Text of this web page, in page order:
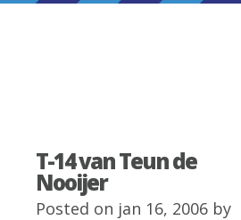
T-14 van Teun de
Nooijer
Posted on jan 16, 2006 by